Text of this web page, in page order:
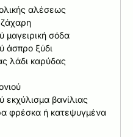
αλέσεως
μαγειρική σόδα
άσπρο ξύδι
λάδι καρύδας
εκχύλισμα βανίλιας
φρέσκα ή κατεψυγμένα